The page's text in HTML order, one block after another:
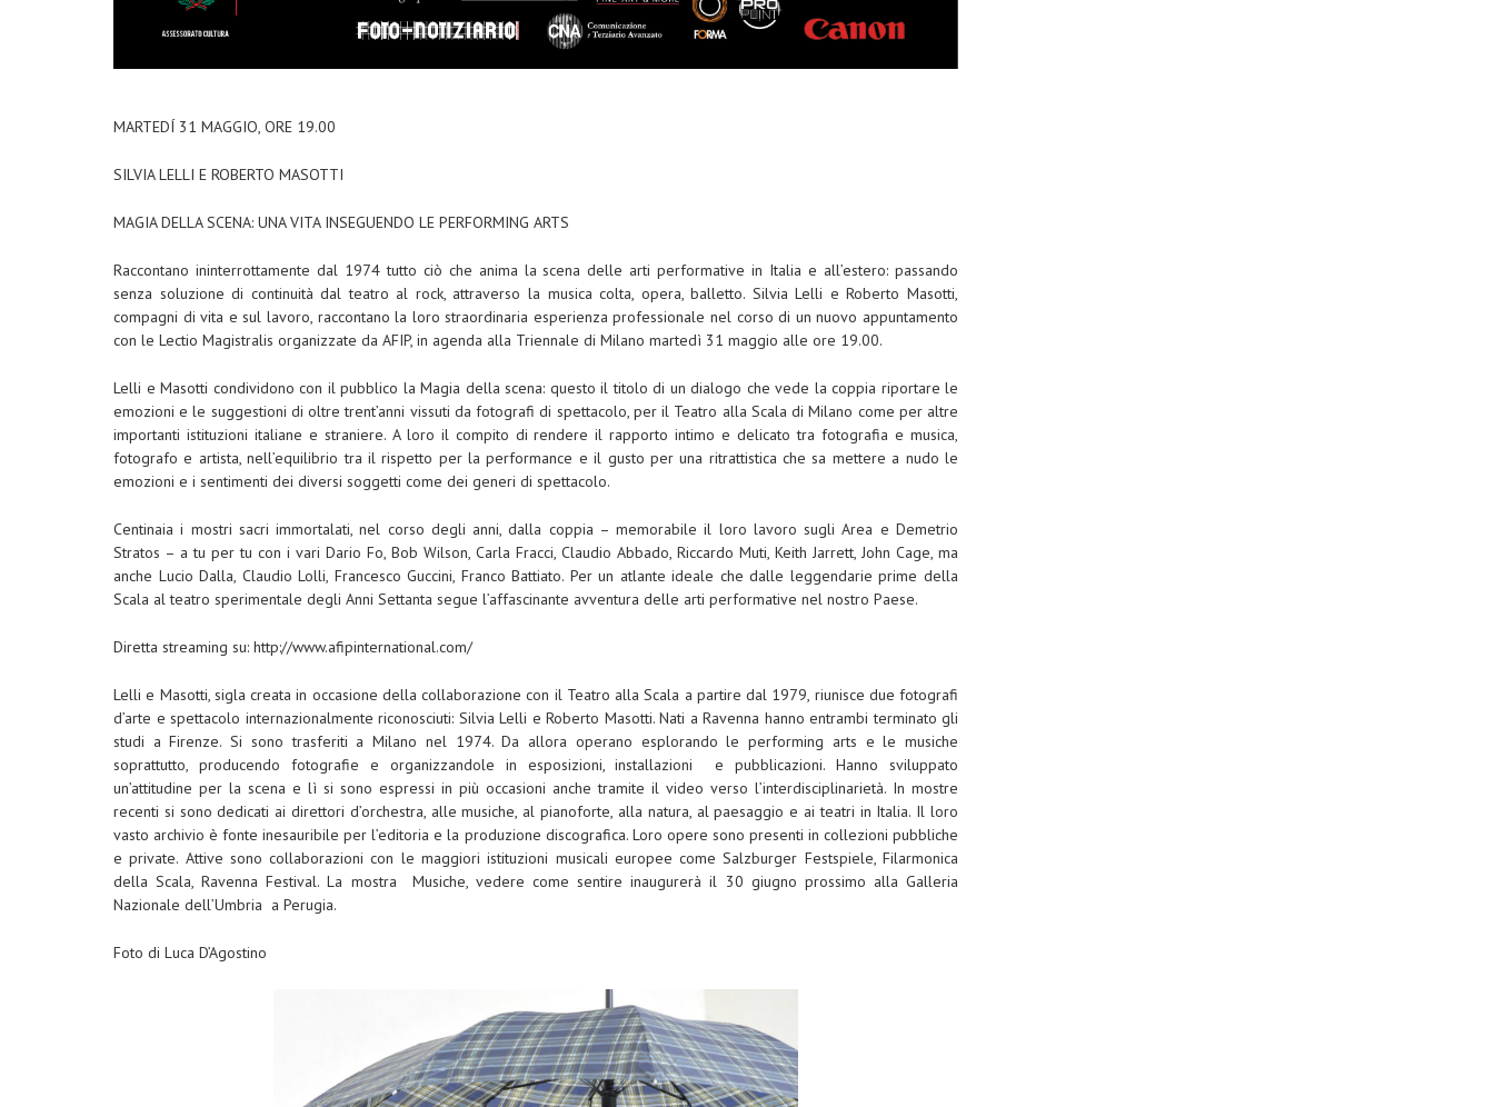
MARTEDÍ 31 MAGGIO, ORE 19.00
SILVIA LELLI E ROBERTO MASOTTI
MAGIA DELLA SCENA: UNA VITA INSEGUENDO LE PERFORMING ARTS
Raccontano ininterrottamente dal 1974 tutto ciò che anima la scena delle arti performative in Italia e all’estero: passando
senza soluzione di continuità dal teatro al rock, attraverso la musica colta, opera, balletto. Silvia Lelli e Roberto Masotti,
compagni di vita e sul lavoro, raccontano la loro straordinaria esperienza professionale nel corso di un nuovo appuntamento
con le Lectio Magistralis organizzate da AFIP, in agenda alla Triennale di Milano martedì 31 maggio alle ore 19.00.
Lelli e Masotti condividono con il pubblico la Magia della scena: questo il titolo di un dialogo che vede la coppia riportare le
emozioni e le suggestioni di oltre trent’anni vissuti da fotografi di spettacolo, per il Teatro alla Scala di Milano come per altre
importanti istituzioni italiane e straniere. A loro il compito di rendere il rapporto intimo e delicato tra fotografia e musica,
fotografo e artista, nell’equilibrio tra il rispetto per la performance e il gusto per una ritrattistica che sa mettere a nudo le
emozioni e i sentimenti dei diversi soggetti come dei generi di spettacolo.
Centinaia i mostri sacri immortalati, nel corso degli anni, dalla coppia – memorabile il loro lavoro sugli Area e Demetrio
Stratos – a tu per tu con i vari Dario Fo, Bob Wilson, Carla Fracci, Claudio Abbado, Riccardo Muti, Keith Jarrett, John Cage, ma
anche Lucio Dalla, Claudio Lolli, Francesco Guccini, Franco Battiato. Per un atlante ideale che dalle leggendarie prime della
Scala al teatro sperimentale degli Anni Settanta segue l’affascinante avventura delle arti performative nel nostro Paese.
Diretta streaming su: http://www.afipinternational.com/
Lelli e Masotti, sigla creata in occasione della collaborazione con il Teatro alla Scala a partire dal 1979, riunisce due fotografi
d’arte e spettacolo internazionalmente riconosciuti: Silvia Lelli e Roberto Masotti. Nati a Ravenna hanno entrambi terminato gli
studi a Firenze. Si sono trasferiti a Milano nel 1974. Da allora operano esplorando le performing arts e le musiche
soprattutto, producendo fotografie e organizzandole in esposizioni, installazioni e pubblicazioni. Hanno sviluppato
un’attitudine per la scena e lì si sono espressi in più occasioni anche tramite il video verso l’interdisciplinarietà. In mostre
recenti si sono dedicati ai direttori d’orchestra, alle musiche, al pianoforte, alla natura, al paesaggio e ai teatri in Italia. Il loro
vasto archivio è fonte inesauribile per l’editoria e la produzione discografica. Loro opere sono presenti in collezioni pubbliche
e private. Attive sono collaborazioni con le maggiori istituzioni musicali europee come Salzburger Festspiele, Filarmonica
della Scala, Ravenna Festival. La mostra Musiche, vedere come sentire inaugurerà il 30 giugno prossimo alla Galleria
Nazionale dell’Umbria a Perugia.
Foto di Luca D’Agostino